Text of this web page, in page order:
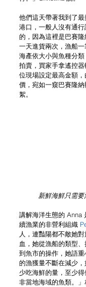
他們這天帶著我到了
港口，一般人沒有通
的，因為這裡是巴賽隆
一天進貨兩次，漁船
海產依大小與魚種分
拍賣，買家手拿遙控
位現場設定最高金額
價，宛如一窺巴賽隆
絮。
新鮮海鮮只需
講解海洋生態的 Anna
續漁業的非營利組織
人，連豔陽都不敵她
血，她從漁船的類型
到魚市的操作，她語
的漁獲量不斷在減少
少吃海鮮的量，至少得
非當地海域的魚類。